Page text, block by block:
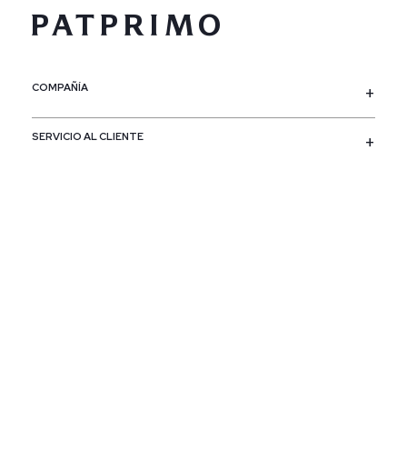
COMPAÑÍA
SERVICIO AL CLIENTE